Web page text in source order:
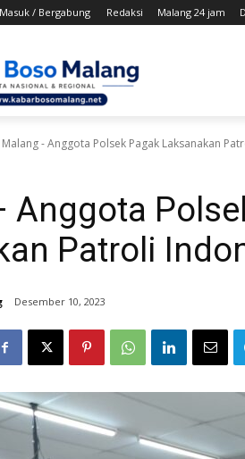
Masuk / Bergabung Redaksi Malang 24 jam
Malang - Anggota Polsek Pagak Laksanakan
Anggota
Patroli
Desember 10, 2023